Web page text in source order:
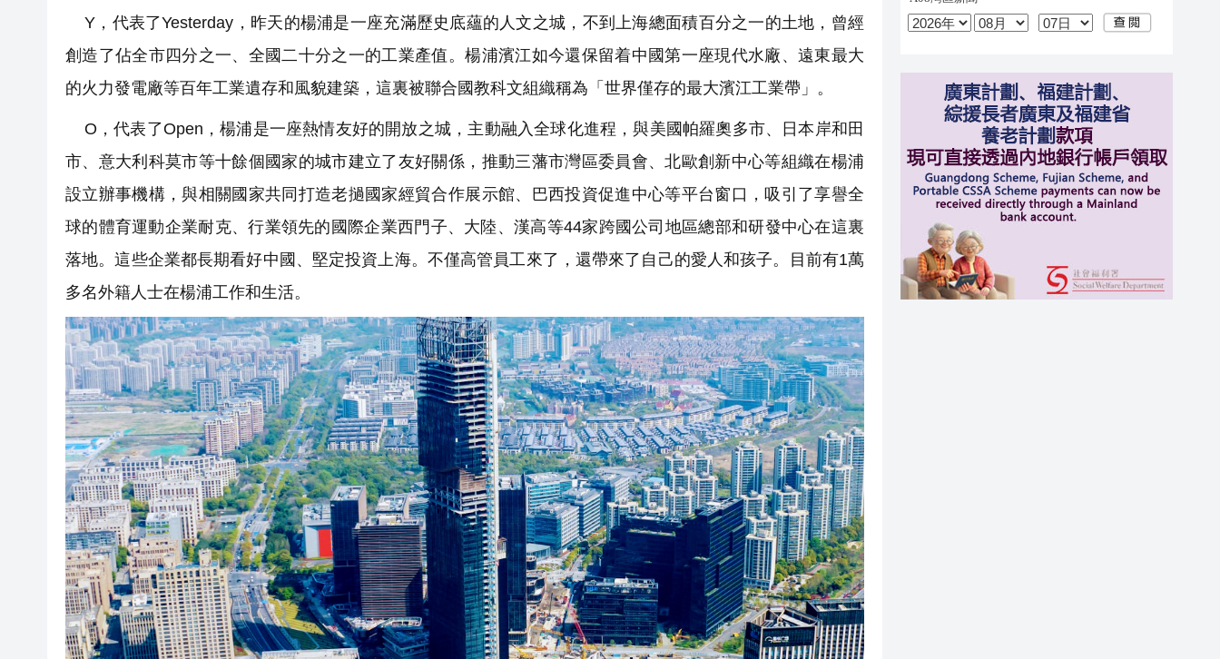
Y，代表了Yesterday，昨天的楊浦是一座充滿歷史底蘊的人文之城，不到上海總面積百分之一的土地，曾經
創造了佔全市四分之一、全國二十分之一的工業產值。楊浦濱江如今還保留着中國第一座現代水廠、遠東最大
的火力發電廠等百年工業遺存和風貌建築，這裏被聯合國教科文組織稱為「世界僅存的最大濱江工業帶」。
O，代表了Open，楊浦是一座熱情友好的開放之城，主動融入全球化進程，與美國帕羅奧多市、日本岸和田
市、意大利科莫市等十餘個國家的城市建立了友好關係，推動三藩市灣區委員會、北歐創新中心等組織在楊浦
設立辦事機構，與相關國家共同打造老撾國家經貿合作展示館、巴西投資促進中心等平台窗口，吸引了享譽全
球的體育運動企業耐克、行業領先的國際企業西門子、大陸、漢高等44家跨國公司地區總部和研發中心在這裏
落地。這些企業都長期看好中國、堅定投資上海。不僅高管員工來了，還帶來了自己的愛人和孩子。目前有1萬
多名外籍人士在楊浦工作和生活。